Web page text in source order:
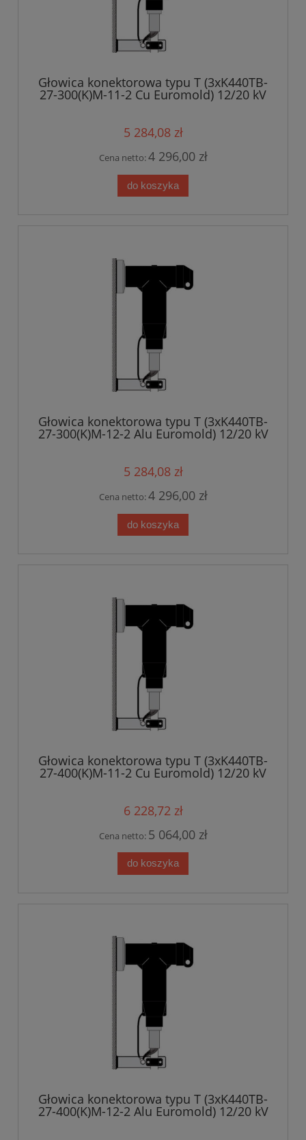
Głowica konektorowa typu T (3xK440TB-
27-300(K)M-11-2 Cu Euromold) 12/20 kV
5 284,08 zł
Cena netto:4 296,00 zł
do koszyka
Głowica konektorowa typu T (3xK440TB-
27-300(K)M-12-2 Alu Euromold) 12/20 kV
5 284,08 zł
Cena netto:4 296,00 zł
do koszyka
Głowica konektorowa typu T (3xK440TB-
27-400(K)M-11-2 Cu Euromold) 12/20 kV
6 228,72 zł
Cena netto: 5 064,00 zł
do koszyka
Głowica konektorowa typu T (3xK440TB-
27-400(K)M-12-2 Alu Euromold) 12/20 kV